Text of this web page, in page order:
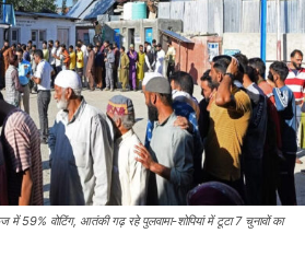
वोटिंग, आतंकी गढ़ रहे पुलवामा-शोपियां में टूटा 7 चुनावों का